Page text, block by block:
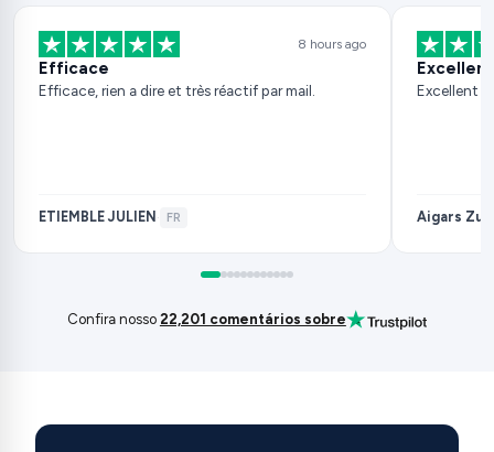
8 hours ago
Efficace
Efficace, rien a dire et très réactif par mail.
ETIEMBLE JULIEN · FR
Excellent
Aigars
Confira nosso 22,201 comentários sobre